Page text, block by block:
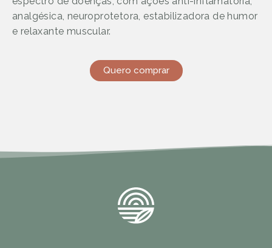
analgésica, neuroprotetora, estabilizadora de humor
e relaxante muscular.
Quero comprar